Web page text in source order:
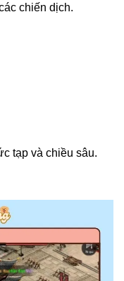
chiến dịch.
tạp và chiều sâu.